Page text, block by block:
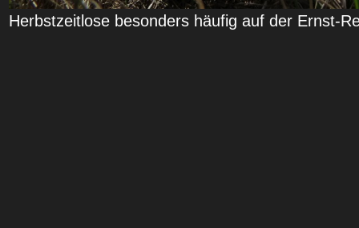
Herbstzeitlose besonders häufig auf der Ernst-